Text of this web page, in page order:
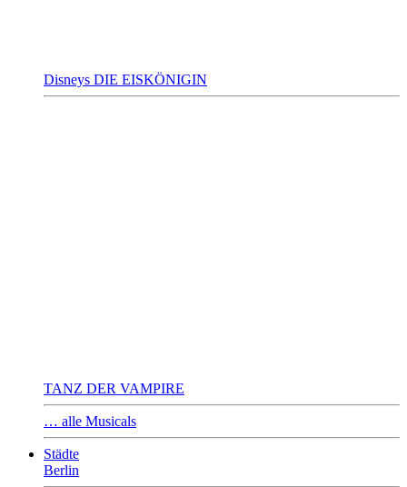
Disneys DIE EISKÖNIGIN
TANZ DER VAMPIRE
… alle Musicals
Städte
Berlin